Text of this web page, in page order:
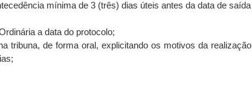
mínima de 3 (três) dias úteis antes da data de saída
a data do protocolo;
tribuna, de forma oral, explicitando os motivos da realização